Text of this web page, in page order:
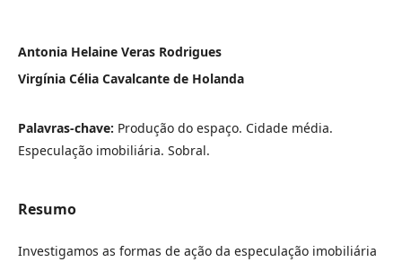
Antonia Helaine Veras Rodrigues
Virgínia Célia Cavalcante de Holanda
Palavras-chave: Produção do espaço. Cidade média.
Especulação imobiliária. Sobral.
Resumo
Investigamos as formas de ação da especulação imobiliária